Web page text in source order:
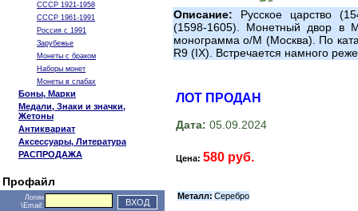
СССР 1921-1958
СССР 1961-1991
Россия с 1991
Зарубежье
Монеты с браком
Наборы монет
Монеты в слабах
Боны, Марки
Медали, Знаки и значки,
Жетоны
Антиквариат
Аксессуары, Литература
РАСПРОДАЖА
Профайл
Логин
\Email:
Описание: Русское царство
(1598-1605). Монетный двор в
монограмма о/М (Москва). По
R9 (IX). Встречается намного реже
ЛОТ ПРОДАН
Дата: 05.09.2024
Цена: 580 руб.
Металл: Серебро